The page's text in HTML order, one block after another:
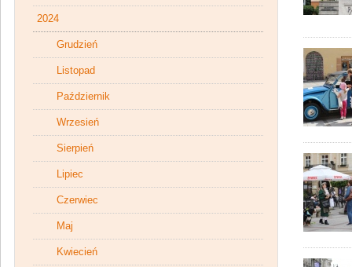
2024
Grudzień
Listopad
Październik
Wrzesień
Sierpień
Lipiec
Czerwiec
Maj
Kwiecień